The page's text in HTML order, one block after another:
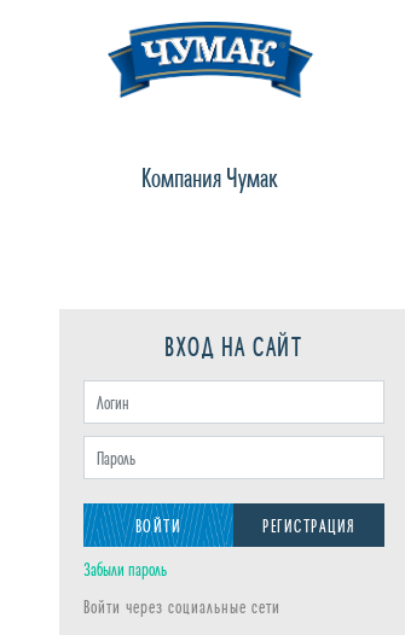
Компания Чумак
ВХОД НА САЙТ
ВОЙТИ
РЕГИСТРАЦИЯ
Забыли пароль
Войти через социальные сети